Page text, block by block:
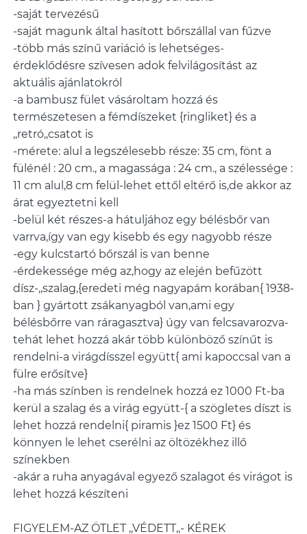
-saját tervezésű
-saját magunk által hasított bőrszállal van fűzve
-több más színű variáció is lehetséges-
érdeklődésre szívesen adok felvilágosítást az
aktuális ajánlatokról
-a bambusz fület vásároltam hozzá és
természetesen a fémdíszeket {ringliket} és a
,,retró,,csatot is
-mérete: alul a legszélesebb része: 35 cm, fönt a
fülénél : 20 cm., a magassága : 24 cm., a szélessége :
11 cm alul,8 cm felül-lehet ettől eltérő is,de akkor az
árat egyeztetni kell
-belül két részes-a hátuljához egy bélésbőr van
varrva,így van egy kisebb és egy nagyobb része
-egy kulcstartó bőrszál is van benne
-érdekessége még az,hogy az elején befűzött
dísz-,,szalag,{eredeti még nagyapám korában{ 1938-
ban } gyártott zsákanyagból van,ami egy
bélésbőrre van ráragasztva} úgy van felcsavarozva-
tehát lehet hozzá akár több különböző színűt is
rendelni-a virágdísszel együtt{ ami kapoccsal van a
fülre erősítve}
-ha más színben is rendelnek hozzá ez 1000 Ft-ba
kerül a szalag és a virág együtt-{ a szögletes díszt is
lehet hozzá rendelni{ piramis }ez 1500 Ft} és
könnyen le lehet cserélni az öltözékhez illő
színekben
-akár a ruha anyagával egyező szalagot és virágot is
lehet hozzá készíteni
FIGYELEM-AZ ÖTLET ,,VÉDETT,,- KÉREK